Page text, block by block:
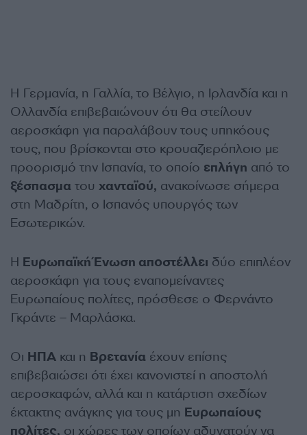
Η Γερμανία, η Γαλλία, το Βέλγιο, η Ιρλανδία και η
Ολλανδία επιβεβαιώνουν ότι θα στείλουν
αεροσκάφη για παραλάβουν τους υπηκόους
τους, που βρίσκονται στο κρουαζιερόπλοιο με
προορισμό την Ισπανία, το οποίο επλήγη από το
ξέσπασμα του χανταϊού, ανακοίνωσε σήμερα
στη Μαδρίτη, ο Ισπανός υπουργός των
Εσωτερικών.
Η Ευρωπαϊκή Ένωση αποστέλλει δύο επιπλέον
αεροσκάφη για τους εναπομείναντες
Ευρωπαίους πολίτες, πρόσθεσε ο Φερνάντο
Γκράντε – Μαρλάσκα.
Οι ΗΠΑ και η Βρετανία έχουν επίσης
επιβεβαιώσει ότι έχει κανονιστεί η αποστολή
αεροσκαφών, αλλά και η κατάρτιση σχεδίων
έκτακτης ανάγκης για τους μη Ευρωπαίους
πολίτες, οι χώρες των οποίων αδυνατούν να